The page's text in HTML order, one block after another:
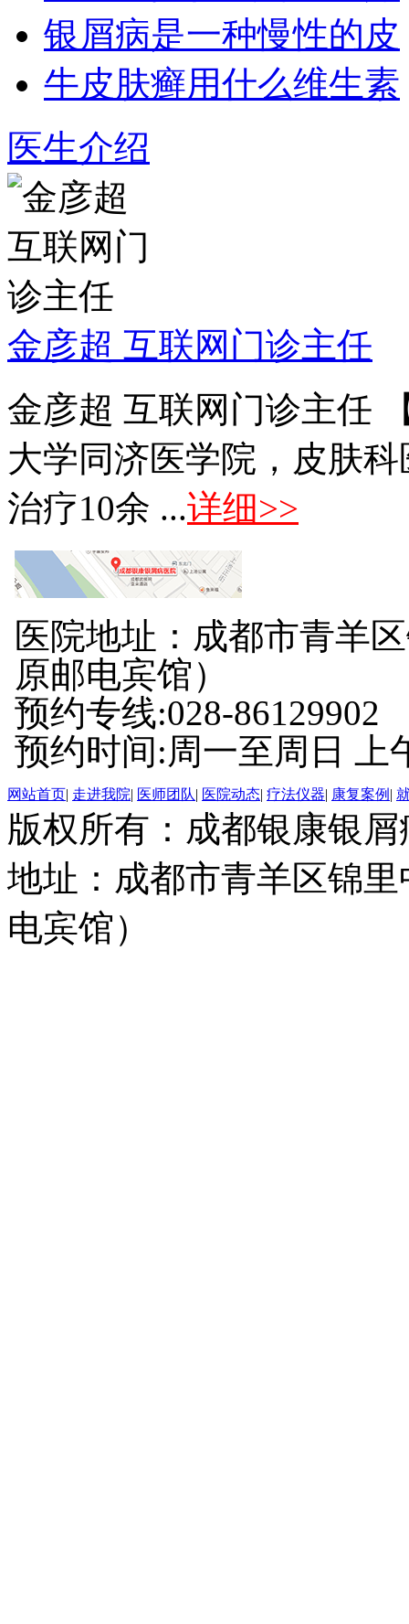
银屑病是一种慢性的皮
牛皮肤癣用什么维生素
医生介绍
金彦超 互联网门诊主任
金彦超 互联网门诊主任
大学同济医学院，皮肤
治疗10余 ...详细>>
医院地址：成都市青羊
原邮电宾馆）
预约专线:028-86129902
预约时间:周一至周日 上
网站首页| 走进我院| 医师团队| 医院动态| 疗法仪器| 康复案例 |
版权所有：成都银康银
地址：成都市青羊区锦
电宾馆）